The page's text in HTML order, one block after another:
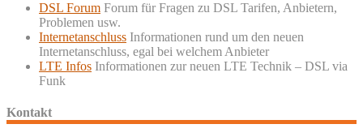
DSL Forum Forum für Fragen zu DSL Tarifen, Anbietern,
Problemen usw.
Internetanschluss Informationen rund um den neuen
Internetanschluss, egal bei welchem Anbieter
LTE Infos Informationen zur neuen LTE Technik – DSL via
Funk
Kontakt